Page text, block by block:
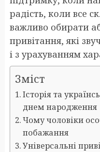
радість, коли все
важливо обирати
привітання, які
і з урахуванням
Зміст
Історія та
днем народження
Чому чоловіки
побажання
Універсальні